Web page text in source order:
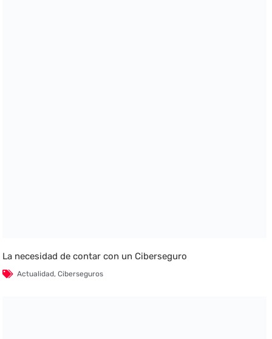
La necesidad de contar con un Ciberseguro
Actualidad,Ciberseguros